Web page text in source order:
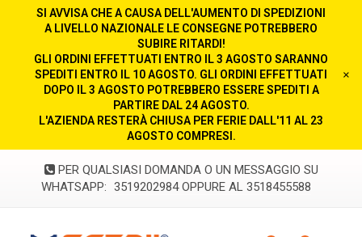
SI AVVISA CHE A CAUSA DELL'AUMENTO DI SPEDIZIONI
A LIVELLO NAZIONALE LE CONSEGNE POTREBBERO
SUBIRE RITARDI!
GLI ORDINI EFFETTUATI ENTRO IL 3 AGOSTO SARANNO
SPEDITI ENTRO IL 10 AGOSTO. GLI ORDINI EFFETTUATI
DOPO IL 3 AGOSTO POTREBBERO ESSERE SPEDITI A
PARTIRE DAL 24 AGOSTO.
L'AZIENDA RESTERÀ CHIUSA PER FERIE DALL'11 AL 23
AGOSTO COMPRESI.
×
PER QUALSIASI DOMANDA O UN MESSAGGIO SU
WHATSAPP: 3519202984 OPPURE AL 3518455588